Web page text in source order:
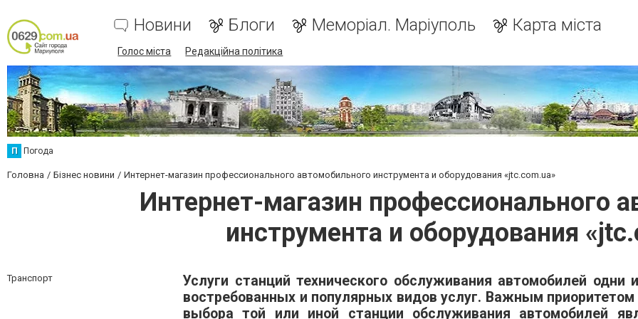
Новини Блоги Меморіал. Маріуполь Карта міста
Голос міста Редакційна політика
П Погода
Головна Бізнес новини Интернет-магазин профессионального автомобильного инструмента и оборудования «jtc.com.ua»
Интернет-магазин профессионального
инструмента и оборудования
Транспорт
Услуги станций технического обслуживания автомобилей одни
востребованных и популярных видов услуг. Важным приоритетом
выбора той или иной станции обслуживания автомобилей